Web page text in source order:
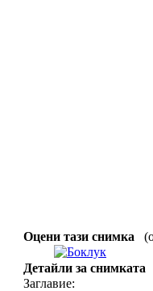
Оцени тази снимка
Детайли за снимката
Заглавие: